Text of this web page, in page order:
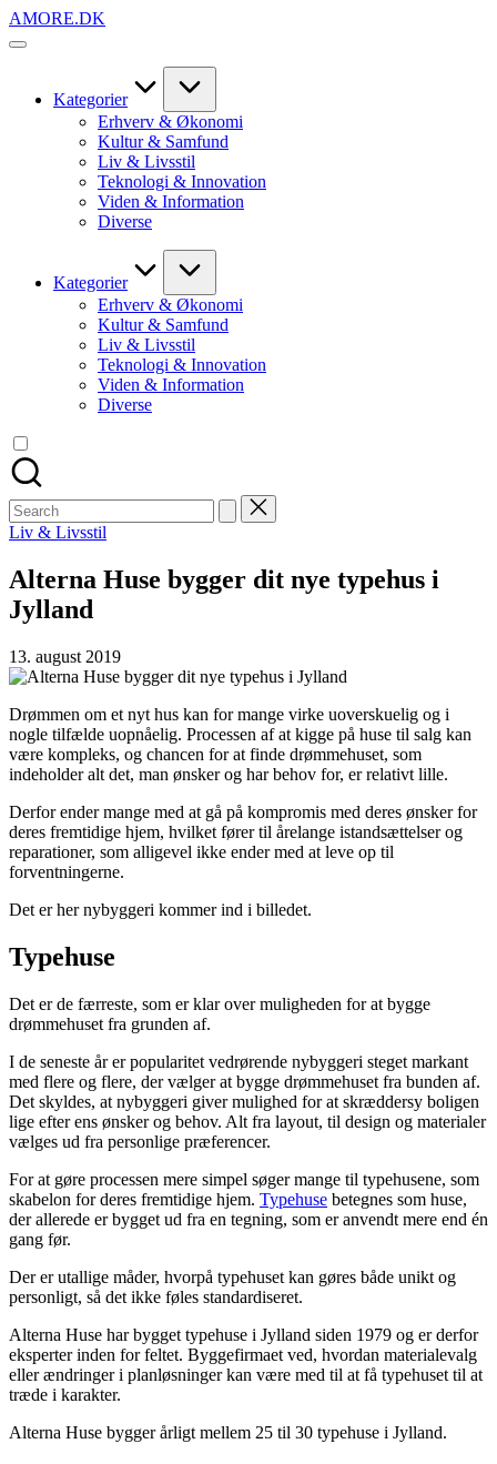
Skip
to
AMORE.DK
For
Kategorier
Erhverv & Økonomi
Kultur & Samfund
Liv & Livsstil
Teknologi & Innovation
Viden & Information
Diverse
Kategorier
Erhverv & Økonomi
Kultur & Samfund
Liv & Livsstil
Teknologi & Innovation
Viden & Information
Diverse
Search
for:
Posted
Liv & Livsstil
Alterna Huse bygger dit nye typehus i
Jylland
13. august 2019
Drømmen om et nyt hus kan for mange virke uoverskuelig og i
nogle tilfælde uopnåelig. Processen af at kigge på huse til salg kan
være kompleks, og chancen for at finde drømmehuset, som
indeholder alt det, man ønsker og har behov for, er relativt lille.
Derfor ender mange med at gå på kompromis med deres ønsker for
deres fremtidige hjem, hvilket fører til årelange istandsættelser og
reparationer, som alligevel ikke ender med at leve op til
forventningerne.
Det er her nybyggeri kommer ind i billedet.
Typehuse
Det er de færreste, som er klar over muligheden for at bygge
drømmehuset fra grunden af.
I de seneste år er popularitet vedrørende nybyggeri steget markant
med flere og flere, der vælger at bygge drømmehuset fra bunden af.
Det skyldes, at nybyggeri giver mulighed for at skræddersy boligen
lige efter ens ønsker og behov. Alt fra layout, til design og materialer
vælges ud fra personlige præferencer.
For at gøre processen mere simpel søger mange til typehusene, som
skabelon for deres fremtidige hjem. Typehuse betegnes som huse,
der allerede er bygget ud fra en tegning, som er anvendt mere end én
gang før.
Der er utallige måder, hvorpå typehuset kan gøres både unikt og
personligt, så det ikke føles standardiseret.
Alterna Huse har bygget typehuse i Jylland siden 1979 og er derfor
eksperter inden for feltet. Byggefirmaet ved, hvordan materialevalg
eller ændringer i planløsninger kan være med til at få typehuset til at
træde i karakter.
Alterna Huse bygger årligt mellem 25 til 30 typehuse i Jylland.